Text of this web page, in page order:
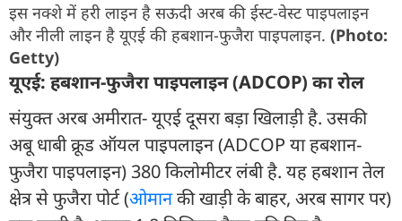
इस नक्शे में हरी लाइन है सऊदी अरब की ईस्ट-वेस्ट पाइपलाइन
और नीली लाइन है यूएई की हबशान-फुजैरा पाइपलाइन. (Photo:
Getty)
यूएई: हबशान-फुजैरा पाइपलाइन (ADCOP) का रोल
संयुक्त अरब अमीरात- यूएई दूसरा बड़ा खिलाड़ी है. उसकी
अबू धाबी क्रूड ऑयल पाइपलाइन (ADCOP या हबशान-
फुजैरा पाइपलाइन) 380 किलोमीटर लंबी है. यह हबशान तेल
क्षेत्र से फुजैरा पोर्ट (ओमानकी खाड़ी के बाहर, अरब सागर पर)